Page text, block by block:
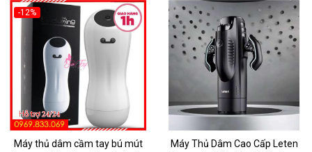
-12%
Máy thủ dâm cầm tay bú mút
Máy Thủ Dâm Cao Cấp Leten